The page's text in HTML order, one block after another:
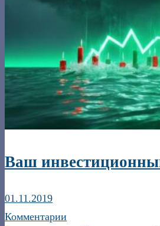
Ваш
01.11.2019
Комментарии